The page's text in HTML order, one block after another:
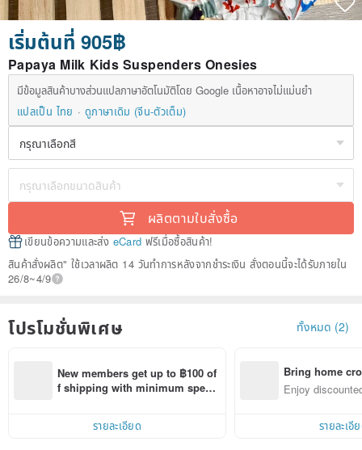
เริ่มต้นที่ 905฿
Papaya Milk Kids Suspenders Onesies
มีข้อมูลสินค้าบางส่วนแปลภาษาอัตโนมัติโดย Google เนื้อหาอาจไม่แม่นยำ
แปลเป็น ไทย
ดูภาษาเดิม (จีน-ตัวเต็ม)
ผลิตตามใบสั่งซื้อ
เขียนข้อความและส่ง eCard ฟรีเมื่อซื้อสินค้า!
สินค้าสั่งผลิต" ใช้เวลาผลิต 14 วันทำการหลังจากชำระเงิน สั่งตอนนี้จะได้รับภายใน
26/8~4/9
โปรโมชั่นพิเศษ ทั้งหมด (2)
New members get up to ฿100 of
f shipping with minimum spen
รายละเอียด
Bring home
n with ease
Enjoy
รายละเอี